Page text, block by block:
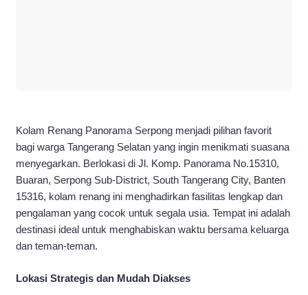
Kolam Renang Panorama Serpong menjadi pilihan favorit
bagi warga Tangerang Selatan yang ingin menikmati suasana
menyegarkan. Berlokasi di Jl. Komp. Panorama No.15310,
Buaran, Serpong Sub-District, South Tangerang City, Banten
15316, kolam renang ini menghadirkan fasilitas lengkap dan
pengalaman yang cocok untuk segala usia. Tempat ini adalah
destinasi ideal untuk menghabiskan waktu bersama keluarga
dan teman-teman.
Lokasi Strategis dan Mudah Diakses